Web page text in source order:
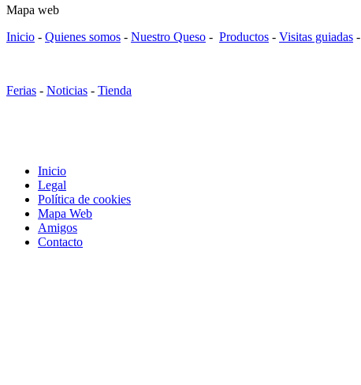
Mapa web
Inicio - Quienes somos - Nuestro Queso - Productos - Visitas guiadas -
Ferias - Noticias - Tienda
Inicio
Legal
Política de cookies
Mapa Web
Amigos
Contacto